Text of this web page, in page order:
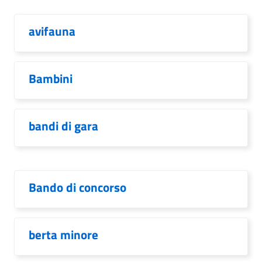
avifauna
Bambini
bandi di gara
Bando di concorso
berta minore